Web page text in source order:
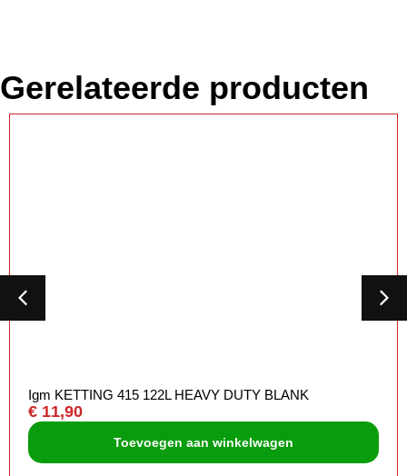
Gerelateerde producten
Igm KETTING 415 122L HEAVY DUTY BLANK
€ 11,90
Toevoegen aan winkelwagen